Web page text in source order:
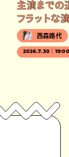
主演までの
フラットな
西森路代
2026.7.30｜